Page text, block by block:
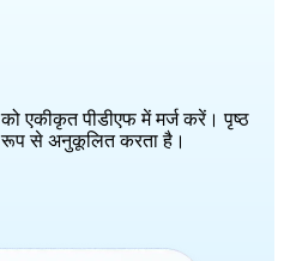
एकीकृत पीडीएफ में मर्ज करें। पृष्ठ
रूप से अनुकूलित करता है।